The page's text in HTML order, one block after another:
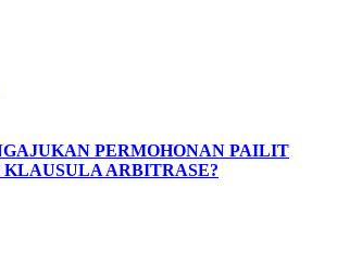
PERMOHONAN PAILIT
ARBITRASE?